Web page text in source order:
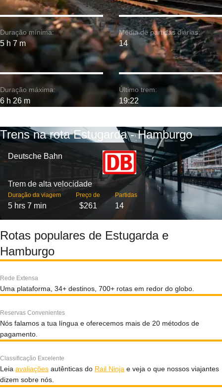
Duração mínima:
5 h 7 m
Duração máxima:
6 h 26 m
Média de partidas diárias:
14
Último trem:
19:22
Trens na rota Estugarda - Hamburgo
Deutsche Bahn
Trem de alta velocidade
Duração da viagem
5 hrs 7 min
Preço de
$261
Partidas
14
Rotas populares de Estugarda e
Hamburgo
Rede Extensa
Uma plataforma, 34+ destinos, 700+ rotas em redor do globo.
Reservas Convenientes
Nós falamos a tua língua e oferecemos mais de 20 métodos de
pagamento.
Classificação Excelente
Leia avaliações autênticas do Rail Ninja e veja o que nossos viajantes
dizem sobre nós.